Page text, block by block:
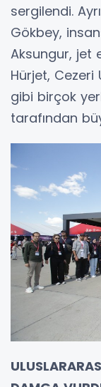
sergilendi.
Gökbey,
Aksungur, jet
Hürjet, Cezeri
gibi birçok
tarafından